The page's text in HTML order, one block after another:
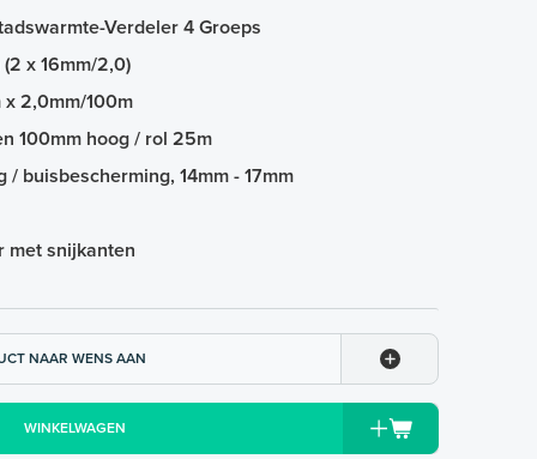
Verdeler 4 Groeps
x 16mm/2,0)
x 2,0mm/100m
100mm hoog / rol 25m
buisbescherming, 14mm - 17mm
met snijkanten
NAAR WENS AAN
WINKELWAGEN